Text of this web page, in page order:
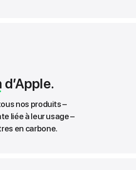
d’Apple.
nos produits –
liée à leur usage –
en carbone.